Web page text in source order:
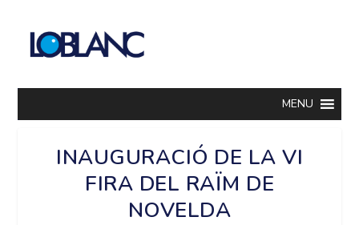
MENU
INAUGURACIÓ DE LA VI
FIRA DEL RAÏM DE
NOVELDA